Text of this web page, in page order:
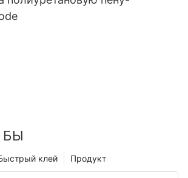
БЫ
Продукт
клей